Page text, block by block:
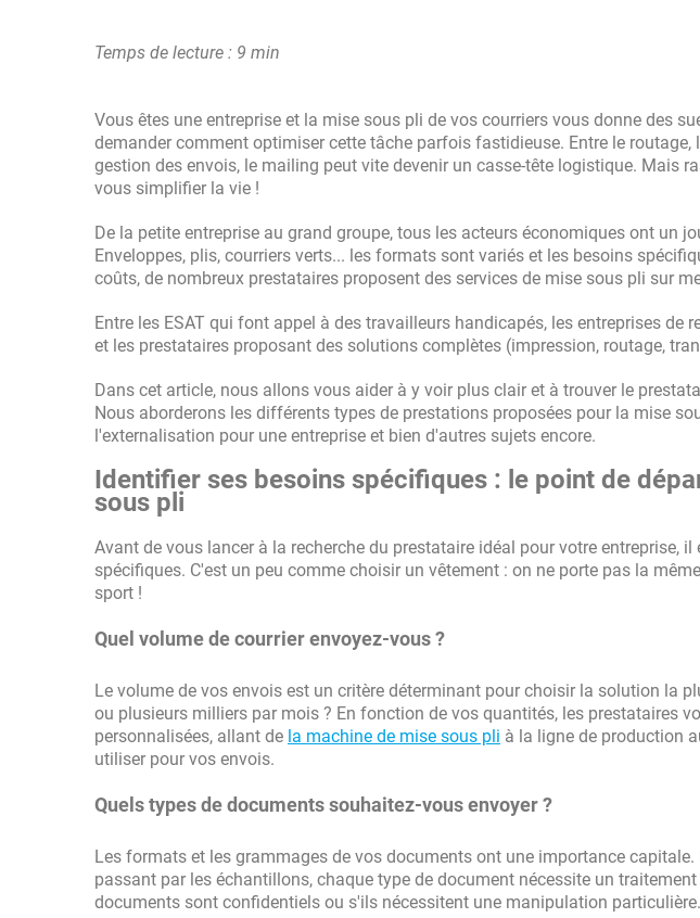
Temps de lecture : 9 min
Vous êtes une entreprise et la mise sous pli de vos courriers vous donne des
demander comment optimiser cette tâche parfois fastidieuse. Entre le
gestion des envois, le mailing peut vite devenir un casse-tête logistique. Mais
vous simplifier la vie !
De la petite entreprise au grand groupe, tous les acteurs économiques ont un
Enveloppes, plis, courriers verts... les formats sont variés et les besoins
coûts, de nombreux prestataires proposent des services de mise sous pli sur
Entre les ESAT qui font appel à des travailleurs handicapés, les entreprises de
et les prestataires proposant des solutions complètes (impression, routage,
Dans cet article, nous allons vous aider à y voir plus clair et à trouver le
Nous aborderons les différents types de prestations proposées pour la mise
l'externalisation pour une entreprise et bien d'autres sujets encore.
Identifier ses besoins spécifiques : le point de
sous pli
Avant de vous lancer à la recherche du prestataire idéal pour votre entreprise,
spécifiques. C'est un peu comme choisir un vêtement : on ne porte pas la
sport !
Quel volume de courrier envoyez-vous ?
Le volume de vos envois est un critère déterminant pour choisir la solution la
ou plusieurs milliers par mois ? En fonction de vos quantités, les prestataires
personnalisées, allant de la machine de mise sous pli à la ligne de production
utiliser pour vos envois.
Quels types de documents souhaitez-vous envoyer ?
Les formats et les grammages de vos documents ont une importance
passant par les échantillons, chaque type de document nécessite un
documents sont confidentiels ou s'ils nécessitent une manipulation particulière.